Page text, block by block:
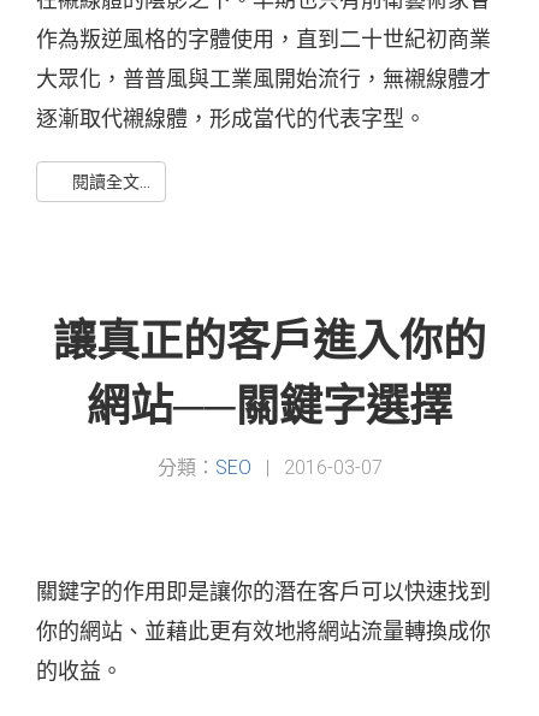
作為叛逆風格的字體使用，直到二十世紀初商業
大眾化，普普風與工業風開始流行，無襯線體才
逐漸取代襯線體，形成當代的代表字型。
閱讀全文...
讓真正的客戶進入你的
網站──關鍵字選擇
分類： SEO | 2016-03-07
關鍵字的作用即是讓你的潛在客戶可以快速找到
你的網站、並藉此更有效地將網站流量轉換成你
的收益。